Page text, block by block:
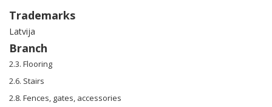
Trademarks
Latvija
Branch
2.3. Flooring
2.6. Stairs
2.8. Fences, gates, accessories